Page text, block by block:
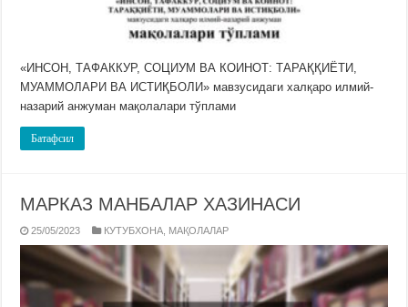
«ИНСОН, ТАФАККУР, СОЦИУМ ВА КОИНОТ: ТАРАҚҚИЁТИ,
МУАММОЛАРИ ВА ИСТИҚБОЛИ» мавзусидаги халқаро илмий-
назарий анжуман мақолалари тўплами
Батафсил
МАРКАЗ МАНБАЛАР ХАЗИНАСИ
25/05/2023 КУТУБХОНА МАҚОЛАЛАР